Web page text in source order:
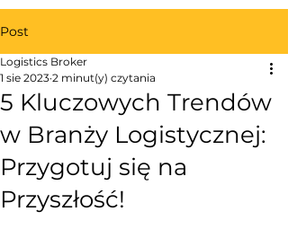
Post
5 Kluczowych Trendów
w Branży Logistycznej:
Przygotuj się na
Przyszłość!
Logistics Broker
1 sie 2023 2 minut(y) czytania